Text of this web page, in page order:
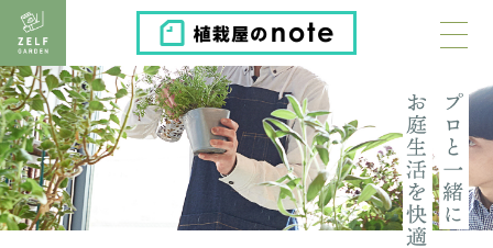
植栽屋のnote